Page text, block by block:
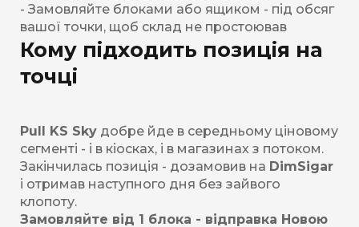
- Замовляйте блоками або ящиком - під обсяг
вашої точки, щоб склад не простоював
Кому підходить позиція на
точці
Pull KS Sky добре йде в середньому ціновому
сегменті - і в кіосках, і в магазинах з потоком.
Закінчилась позиція - дозамовив на DimSigar
і отримав наступного дня без зайвого
клопоту.
Замовляйте від 1 блока - відправка Новою